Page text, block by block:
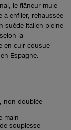
le flâneur mule
à enfiler, rehaussée
suède italien pleine
la
en cuir cousue
Espagne.
non doublée
main
souplesse